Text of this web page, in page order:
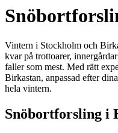
Vintern i Stockholm och
kvar på trottoarer,
faller som mest. Med rätt
Birkastan, anpassad efter
hela vintern.
Snöbortforsling i